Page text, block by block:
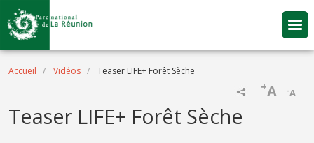
Aller au contenu principal
Fil d'Ariane
Accueil Vidéos Teaser LIFE+ Forêt Sèche
-A
+A
Name
Teaser LIFE+ Forêt Sèche